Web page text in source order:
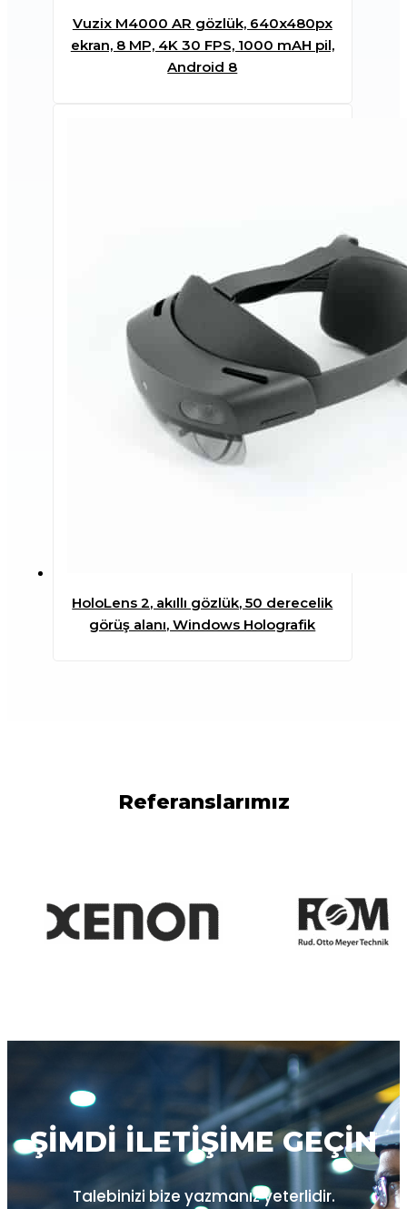
Vuzix M4000 AR gözlük, 640x480px
ekran, 8 MP, 4K 30 FPS, 1000 mAH pil,
Android 8
HoloLens 2, akıllı gözlük, 50 derecelik
görüş alanı, Windows Holografik
Referanslarımız
ŞIMDI ILETIŞIME GEÇIN
Talebinizi bize yazmanız yeterlidir.